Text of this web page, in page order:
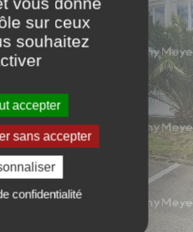
sur ceux
souhaitez
accepter
sans accepter
confidentialité